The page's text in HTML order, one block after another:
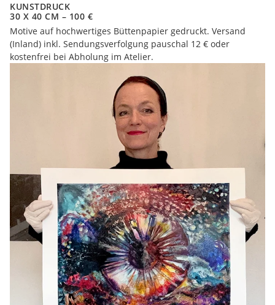
KUNSTDRUCK
30 X 40 CM – 100 €
Motive auf hochwertiges Büttenpapier gedruckt. Versand
(Inland) inkl. Sendungsverfolgung pauschal 12 € oder
kostenfrei bei Abholung im Atelier.